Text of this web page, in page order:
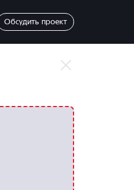
Обсудить проект